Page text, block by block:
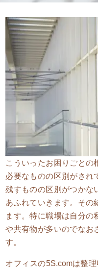
こういったお困りごとの
必要なものの区別がされ
残すものの区別がつかな
あふれていきます。その
ます。特に職場は自分の
や共有物が多いのでなお
す。
オフィスの5S.comは整